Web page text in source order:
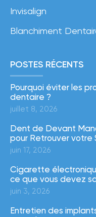
Invisalign
Blanchiment
POSTES RÉCENTS
Pourquoi éviter les
dentaire ?
juillet 8, 2026
Dent de Devant
pour Retrouver votre
juin 17, 2026
Cigarette
ce que vous devez
juin 3, 2026
Entretien des